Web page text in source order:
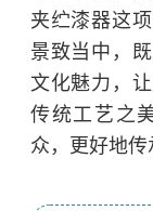
夹纻漆器这
景致当中，
文化魅力，
传统工艺之
众，更好地传